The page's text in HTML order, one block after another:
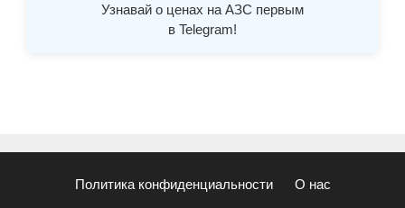
Узнавай о ценах на АЗС первым
в Telegram!
Политика конфиденциальности О нас